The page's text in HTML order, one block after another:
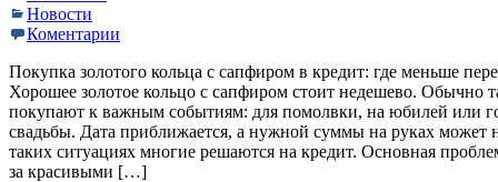
Новости
Коментарии
Покупка золотого кольца с сапфиром в кредит: где меньше
Хорошее золотое кольцо с сапфиром стоит недешево. Обычно
покупают к важным событиям: для помолвки, на юбилей или
свадьбы. Дата приближается, а нужной суммы на руках может
таких ситуациях многие решаются на кредит. Основная
за красивыми […]